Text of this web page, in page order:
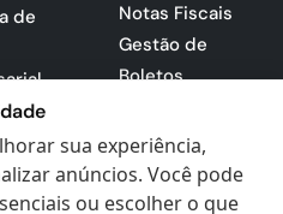
de
para
de
Notas Fiscais
Gestão de
Boletos
sua experiência,
anúncios. Você pode
ou escolher o que